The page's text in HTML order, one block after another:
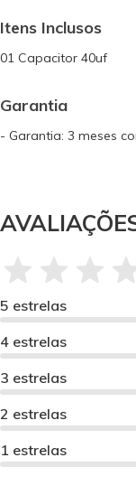
Itens Inclusos
01 Capacitor 40uf
Garantia
- Garantia: 3 meses
5 estrelas
4 estrelas
3 estrelas
2 estrelas
1 estrelas